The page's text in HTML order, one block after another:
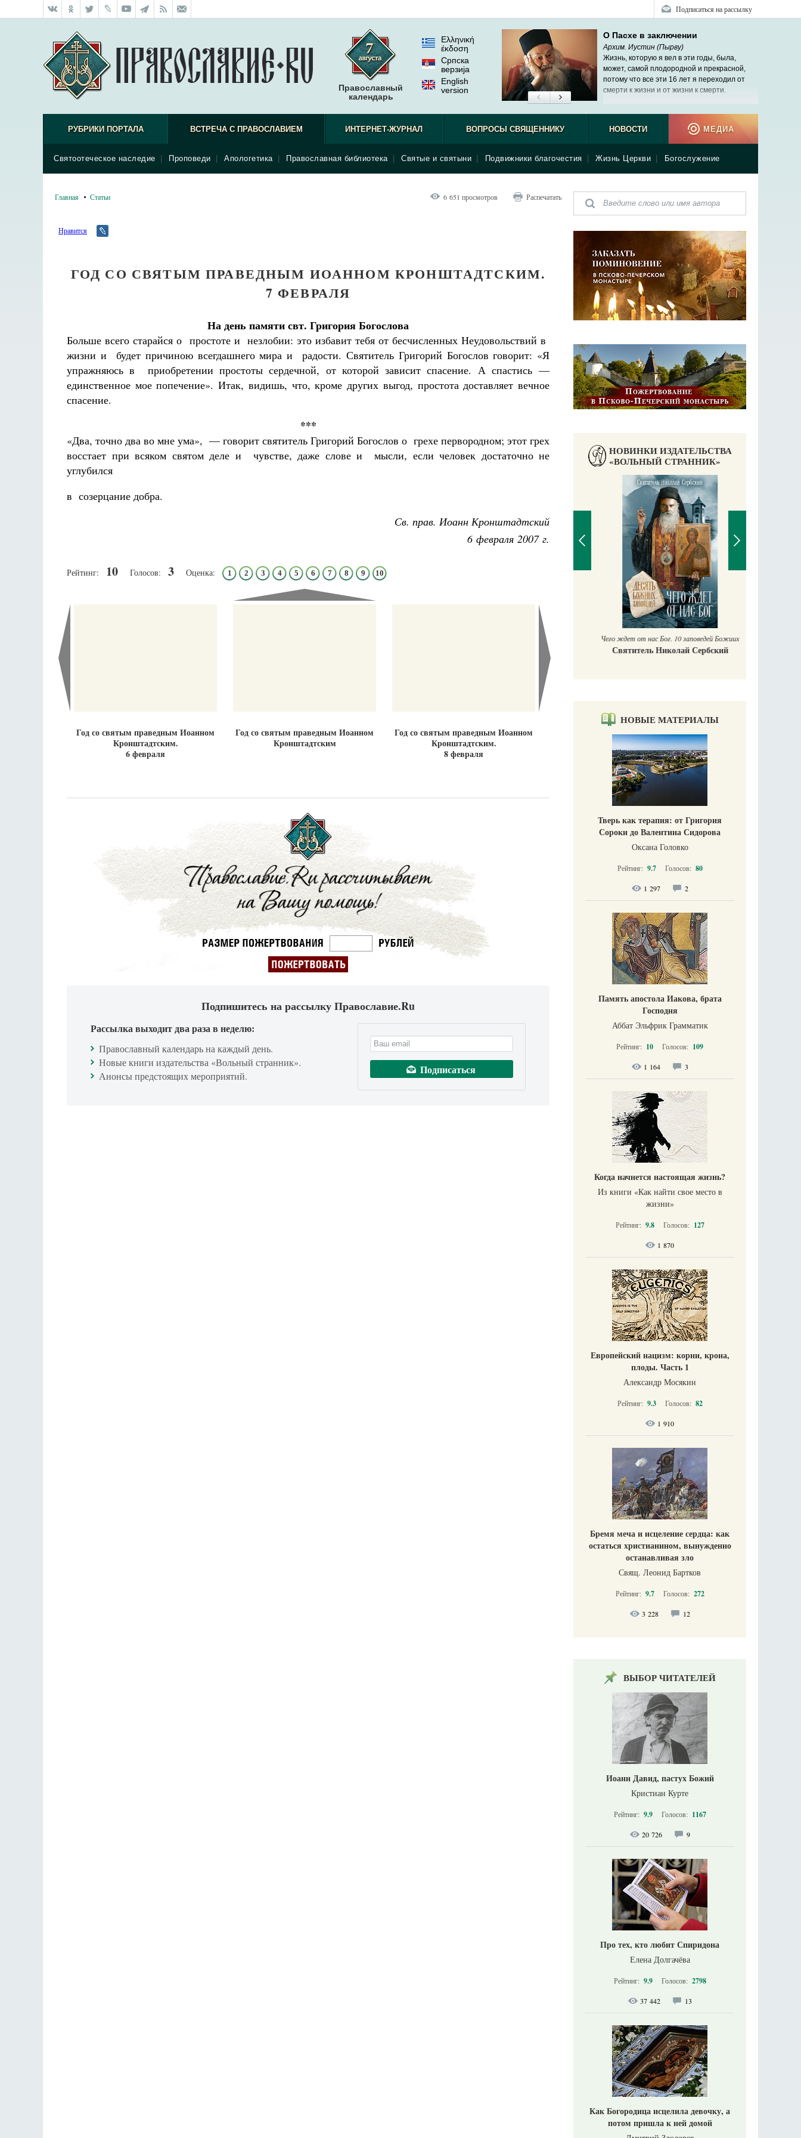
Подписаться на рассылку
Православный
календарь
Ελληνική
έκδοση
Српска
верзиjа
English
version
О Пасхе в заключении
Архим. Иустин (Пырву)
Жизнь, которую я вел в эти годы, была,
может, самой плодородной и прекрасной,
потому что все эти 16 лет я переходил от
смерти к жизни и от жизни к смерти.
РУБРИКИ ПОРТАЛА ВСТРЕЧА С ПРАВОСЛАВИЕМ
Святоотеческое наследие Проповеди Апологетика Православная библиотека Святые и святыни Подвижники благочестия Жизнь Церкви Богослужение
ИНТЕРНЕТ-ЖУРНАЛ ВОПРОСЫ СВЯЩЕННИКУ НОВОСТИ МЕДИА
Главная Статьи 6 651 просмотров Распечатать
Нравится
ГОД СО СВЯТЫМ ПРАВЕДНЫМ ИОАННОМ КРОНШТАДТСКИМ.
7 ФЕВРАЛЯ
На день памяти свт. Григория Богослова
Больше всего старайся о простоте и незлобии: это избавит тебя от бесчисленных Неудовольствий в
жизни и будет причиною всегдашнего мира и радости. Святитель Григорий Богослов говорит: «Я
упражняюсь в приобретении простоты сердечной, от которой зависит спасение. А спастись —
единственное мое попечение». Итак, видишь, что, кроме других выгод, простота доставляет вечное
спасение.
***
«Два, точно два во мне ума», — говорит святитель Григорий Богослов о грехе первородном; этот грех
восстает при всяком святом деле и чувстве, даже слове и мысли, если человек достаточно не
углубился
в созерцание добра.
Св. прав. Иоанн Кронштадтский
6 февраля 2007 г.
Рейтинг: 10 Голосов: 3 Оценка: 1 2 3 4 5 6 7 8 9 10
Год со святым праведным Иоанном
Кронштадтским.
6 февраля
Год со святым праведным Иоанном
Кронштадтским
Год со святым праведным Иоанном
Кронштадтским.
8 февраля
Подпишитесь на рассылку Православие.Ru
Рассылка выходит два раза в неделю:
Православный календарь на каждый день.
Новые книги издательства «Вольный странник».
Анонсы предстоящих мероприятий.
НОВИНКИ ИЗДАТЕЛЬСТВА
«ВОЛЬНЫЙ СТРАННИК»
Великомученик Георгий Победоносец. Научись у
Чего ждет от нас Бог. 10 заповедей Божиих
Святитель Николай Сербский
НОВЫЕ МАТЕРИАЛЫ
Тверь как терапия: от Григория
Сороки до Валентина Сидорова
Оксана Головко
Рейтинг: 9.7 Голосов: 80
1 297 2
Память апостола Иакова, брата
Господня
Аббат Эльфрик Грамматик
Рейтинг: 10 Голосов: 109
1 164 3
Когда начнется настоящая жизнь?
Из книги «Как найти свое место в
жизни​»
Рейтинг: 9.8 Голосов: 127
1 870
Европейский нацизм: корни, крона,
плоды. Часть 1
Александр Мосякин
Рейтинг: 9.3 Голосов: 82
1 910
Бремя меча и исцеление сердца: как
остаться христианином, вынужденно
останавливая зло
Свящ. Леонид Бартков
Рейтинг: 9.7 Голосов: 272
3 228 12
ВЫБОР ЧИТАТЕЛЕЙ
Иоанн Давид, пастух Божий
Кристиан Курте
Рейтинг: 9.9 Голосов: 1167
20 726 9
Про тех, кто любит Спиридона
Елена Долгачёва
Рейтинг: 9.9 Голосов: 2798
37 442 13
Как Богородица исцелила девочку, а
потом пришла к ней домой